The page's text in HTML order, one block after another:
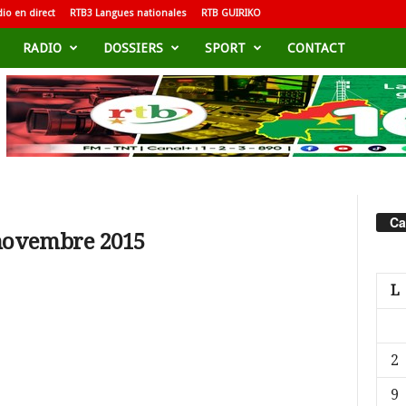
en direct RTB3 Langues nationales RTB GUIRIKO
RADIO DOSSIERS SPORT CONTACT
2015
L
2
9